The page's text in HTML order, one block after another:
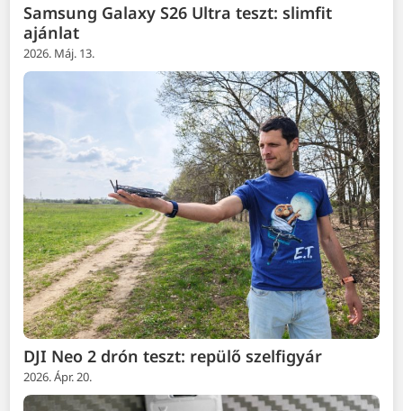
Samsung Galaxy S26 Ultra teszt: slimfit
ajánlat
2026. Máj. 13.
DJI Neo 2 drón teszt: repülő szelfigyár
2026. Ápr. 20.